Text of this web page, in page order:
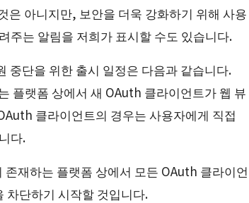
은 아니지만, 보안을 더욱 강화하기 위해 사용
주는 알림을 저희가 표시할 수도 있습니다.
중단을 위한 출시 일정은 다음과 같습니다.
플랫폼 상에서 새 OAuth 클라이언트가 웹 뷰
클라이언트의 경우는 사용자에게 직접
다.
존재하는 플랫폼 상에서 모든 OAuth 클라이언
차단하기 시작할 것입니다.